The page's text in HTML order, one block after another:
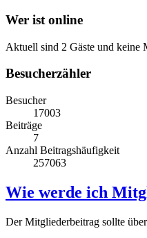
Wer ist online
Aktuell sind 2 Gäste und keine
Besucherzähler
Besucher
17003
Beiträge
7
Anzahl Beitragshäufigkeit
257063
Wie werde ich
Der Mitgliederbeitrag sollte